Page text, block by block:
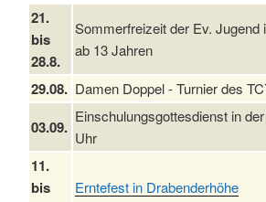
21.
bis
28.8.
Sommerfreizeit der Ev. Jugend
ab 13 Jahren
29.08. Damen Doppel - Turnier des
03.09.
Einschulungsgottesdienst in
Uhr
11.
bis
Erntefest in Drabenderhöhe